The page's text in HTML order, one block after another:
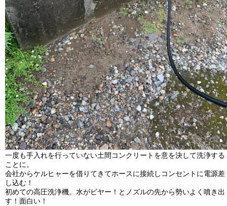
一度も手入れを行っていない土間コンクリートを意を決して洗浄する
ことに。
会社からケルヒャーを借りてきてホースに接続しコンセントに電源差
し込む！
初めての高圧洗浄機。水がビヤー！とノズルの先から勢いよく噴き出
す！面白い！